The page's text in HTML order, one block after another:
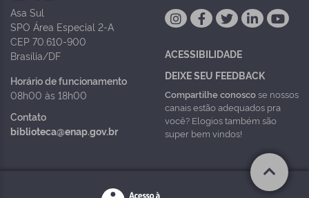
Asa Sul
SPO Área Especial 2-A
CEP 70.610-900
Brasília/DF
Horário de funcionamento
08h00 às 18h00
Contato
biblioteca@enap.gov.br
ACESSIBILIDADE
DEIXE SEU FEEDBACK
Compartilhe conoscose nossos
canais estão adequados pra
você? Elogios também são
super bem vindos!